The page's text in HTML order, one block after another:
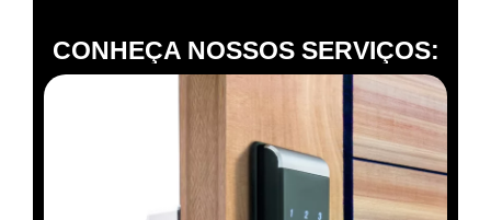
CONHEÇA NOSSOS SERVIÇOS: